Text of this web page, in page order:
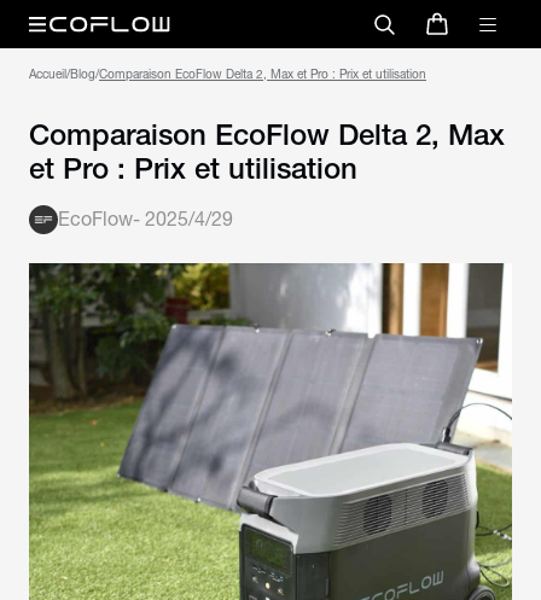
Accueil/Blog/Comparaison EcoFlow Delta 2, Max et Pro : Prix et utilisation
Comparaison EcoFlow Delta 2, Max
et Pro : Prix et utilisation
EcoFlow- 2025/4/29